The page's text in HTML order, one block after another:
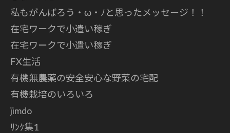
私もがんばろう・ω・ﾉと思ったメッセージ！！
在宅ワークで小遣い稼ぎ
在宅ワークで小遣い稼ぎ
FX生活
有機無農薬の安全安心な野菜の宅配
有機栽培のいろいろ
jimdo
ﾘﾝｸ集1